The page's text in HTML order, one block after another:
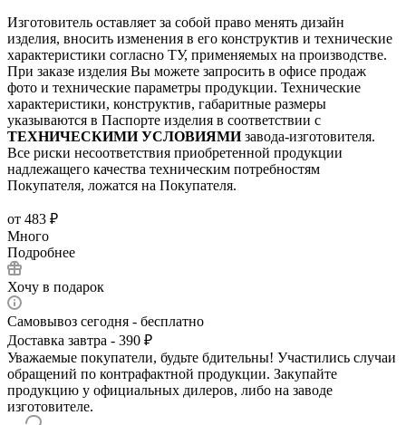
Изготовитель оставляет за собой право менять дизайн
изделия, вносить изменения в его конструктив и технические
характеристики согласно ТУ, применяемых на производстве.
При заказе изделия Вы можете запросить в офисе продаж
фото и технические параметры продукции. Технические
характеристики, конструктив, габаритные размеры
указываются в Паспорте изделия в соответствии с
ТЕХНИЧЕСКИМИ УСЛОВИЯМИзавода-изготовителя.
Все риски несоответствия приобретенной продукции
надлежащего качества техническим потребностям
Покупателя, ложатся на Покупателя.
от 483 ₽
Много
Подробнее
Хочу в подарок
Самовывоз сегодня - бесплатно
Доставка завтра - 390 ₽
Уважаемые покупатели, будьте бдительны! Участились случаи
обращений по контрафактной продукции. Закупайте
продукцию у официальных дилеров, либо на заводе
изготовителе.